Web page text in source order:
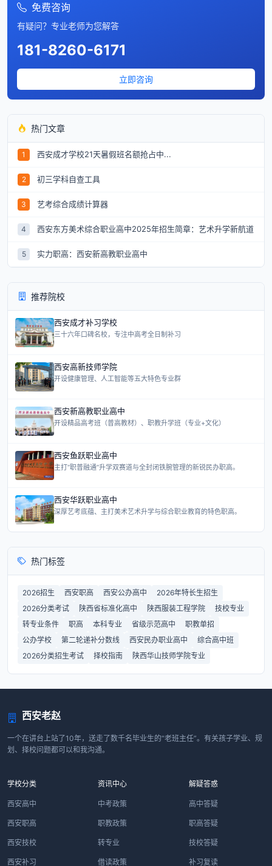
免费咨询
有疑问？专业老师为您解答
181-8260-6171
立即咨询
热门文章
1 西安成才学校21天暑假班名额抢占中...
2 初三学科自查工具
3 艺考综合成绩计算器
4 西安东方美术综合职业高中2025年招生简章：艺术升学新航道
5 实力职高：西安新高教职业高中
推荐院校
西安成才补习学校
三十六年口碑名校，专注中高考全日制补习
西安高新技师学院
开设健康管理、人工智能等五大特色专业群
西安新高教职业高中
开设精品高考班（普高教材）、职教升学班（专业+文化）
西安鱼跃职业高中
主打“职普融通”升学双赛道与全封闭铁腕管理的新锐民办职高。
西安华跃职业高中
深厚艺考底蕴、主打美术艺术升学与综合职业教育的特色职高。
热门标签
2026招生 西安职高 西安公办高中
2026年特长生招生
2026分类考试
陕西省标准化高中 陕西服装工程学院
技校专业
转专业条件
职高 本科专业 省级示范高中
职教单招
公办学校
第二轮递补分数线 西安民办职业高中
综合高中班
2026分类招生考试
择校指南 陕西华山技师学院专业
西安老赵
一个在讲台上站了10年，送走了数千名毕业生的“老班主任”。有关孩子学业、规
划、择校问题都可以和我沟通。
学校分类
西安高中
西安职高
西安技校
西安补习
资讯中心
中考政策
职教政策
转专业
借读政策
解疑答惑
高中答疑
职高答疑
技校答疑
补习复读